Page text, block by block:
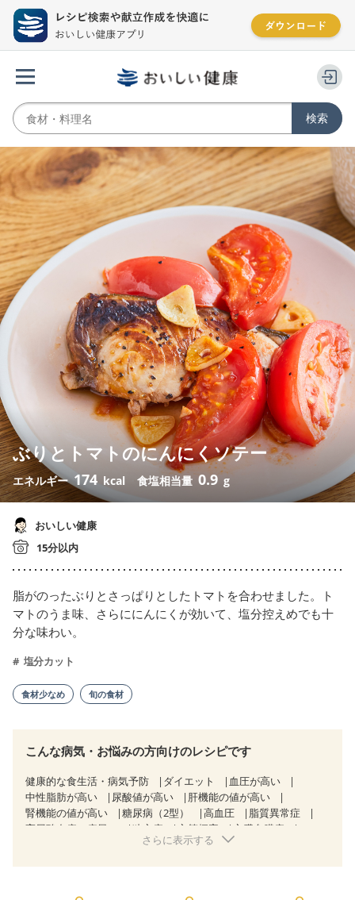
ぶりとトマトのにんにくソテー
エネルギー174 kcal 食塩相当量 0.9 g
おいしい健康
15分以内
脂がのったぶりとさっぱりとしたトマトを合わせました。ト
マトのうま味、さらににんにくが効いて、塩分控えめでも十
分な味わい。
塩分カット
食材少なめ 旬の食材
こんな病気・お悩みの方向けのレシピです
健康的な食生活・病気予防 ダイエット
血圧が高い
中性脂肪が高い
尿酸値が高い
肝機能の値が高い
腎機能の値が高い
糖尿病（2型） 高血圧
脂質異常症
高尿酸血症（痛風）
狭心症 心筋梗塞
心臓弁膜症
慢性便秘症
過敏性腸症候群（IBS）
さらに表示する